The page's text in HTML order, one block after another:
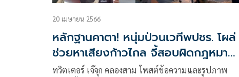
20 เมษายน 2566
หลักฐานคาตา! หนุ่มป่วนเวทีพปชร. โผล่
ช่วยหาเสียงก้าวไกล จี้สอบผิดกฎหมาย
หรือไม่
ทวิตเตอร์ เจ๊จุก คลองสาม โพสต์ข้อความและรูปภาพ